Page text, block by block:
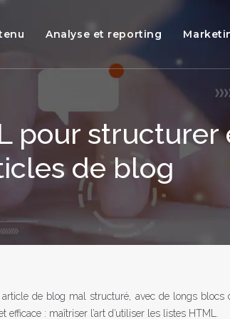
Analyse et reporting
pour structurer
de blog
de blog mal structuré, avec de longs blocs
: maîtriser l’art d’utiliser les listes HTML.